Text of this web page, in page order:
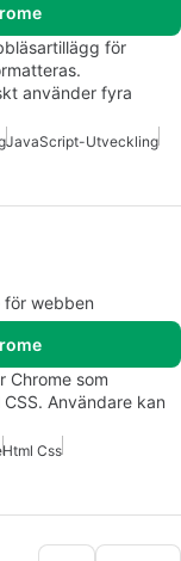
för
använder fyra
JavaScript-Utveckling
för webben
Chrome som
Användare kan
Html Css